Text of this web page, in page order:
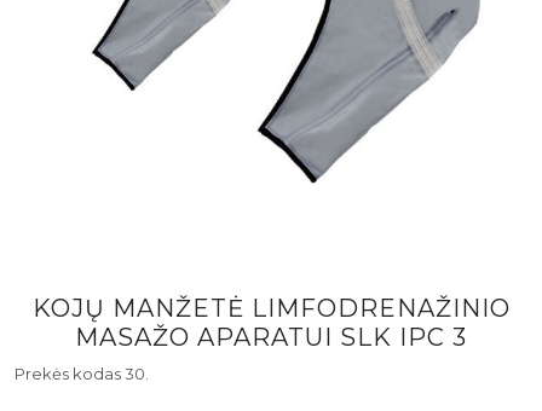
KOJŲ MANŽETĖ LIMFODRENAŽINIO
MASAŽO APARATUI SLK IPC 3
Prekės kodas 30.